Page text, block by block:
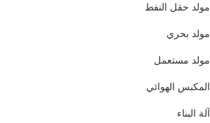
مولد حقل النفط
مولد بحري
مولد مستعمل
المكبس الهوائي
آلة البناء